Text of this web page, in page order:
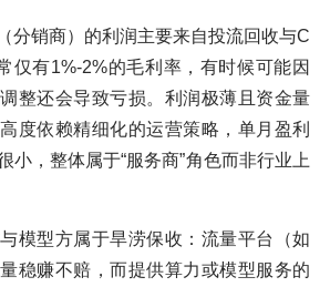
分销商）的利润主要来自投流回收与C
仅有1%-2%的毛利率，有时候可能因
整还会导致亏损。利润极薄且资金量
度依赖精细化的运营策略，单月盈利
小，整体属于“服务商”角色而非行业上
模型方属于旱涝保收：流量平台（如
稳赚不赔，而提供算力或模型服务的